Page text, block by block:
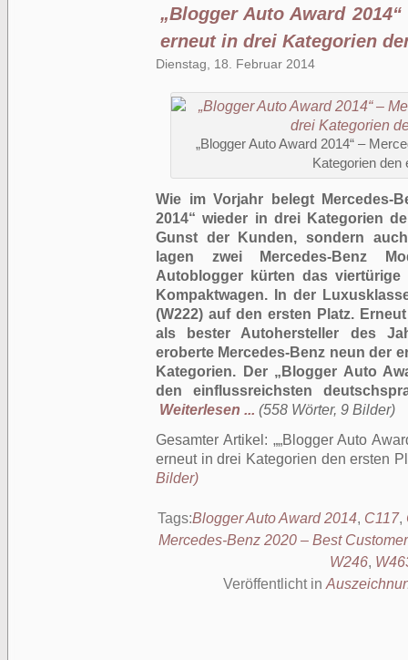
„Blogger Auto Award
erneut in drei Kategorien
Dienstag, 18. Februar 2014
„Blogger Auto Award 2014“ –
Kategorien den
Wie im Vorjahr belegt Mercedes-
2014“ wieder in drei Kategorien
Gunst der Kunden, sondern
lagen zwei Mercedes-Benz
Autoblogger kürten das viertürige
Kompaktwagen. In der
(W222) auf den ersten Platz.
als bester Autohersteller des
eroberte Mercedes-Benz neun der
Kategorien. Der „Blogger Auto
den einflussreichsten
Weiterlesen ... (558 Wörter, 9 Bilder)
Gesamter Artikel:
„Blogger Auto
erneut in drei Kategorien den ersten
Bilder)
Tags:Blogger Auto Award 2014, C117,
Mercedes-Benz 2020 – Best
W246,
Veröffentlicht in